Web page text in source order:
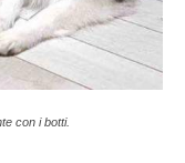
con i botti.